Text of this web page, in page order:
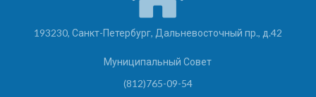
193230, Санкт-Петербург, Дальневосточный пр., д.42
Муниципальный Совет
(812)765-09-54